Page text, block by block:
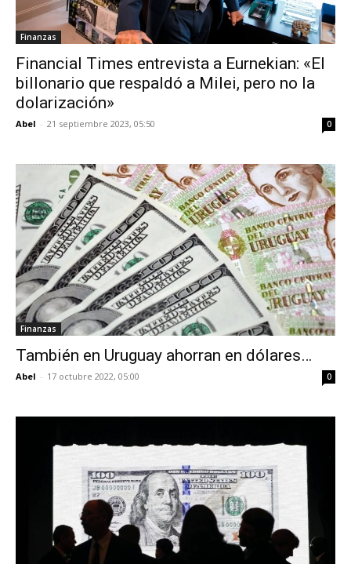
Finanzas
Financial Times entrevista a Eurnekian: «El
billonario que respaldó a Milei, pero no la
dolarización»
Abel - 21 septiembre 2023, 05:50 0
Finanzas
También en Uruguay ahorran en dólares…
Abel - 17 octubre 2022, 05:00 0